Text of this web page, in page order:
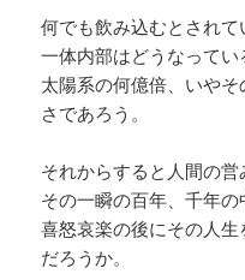
何でも飲み込むとされて
一体内部はどうなってい
太陽系の何億倍、いや
さであろう。
それからすると人間の営
その一瞬の百年、千年の
喜怒哀楽の後にその人
だろうか。